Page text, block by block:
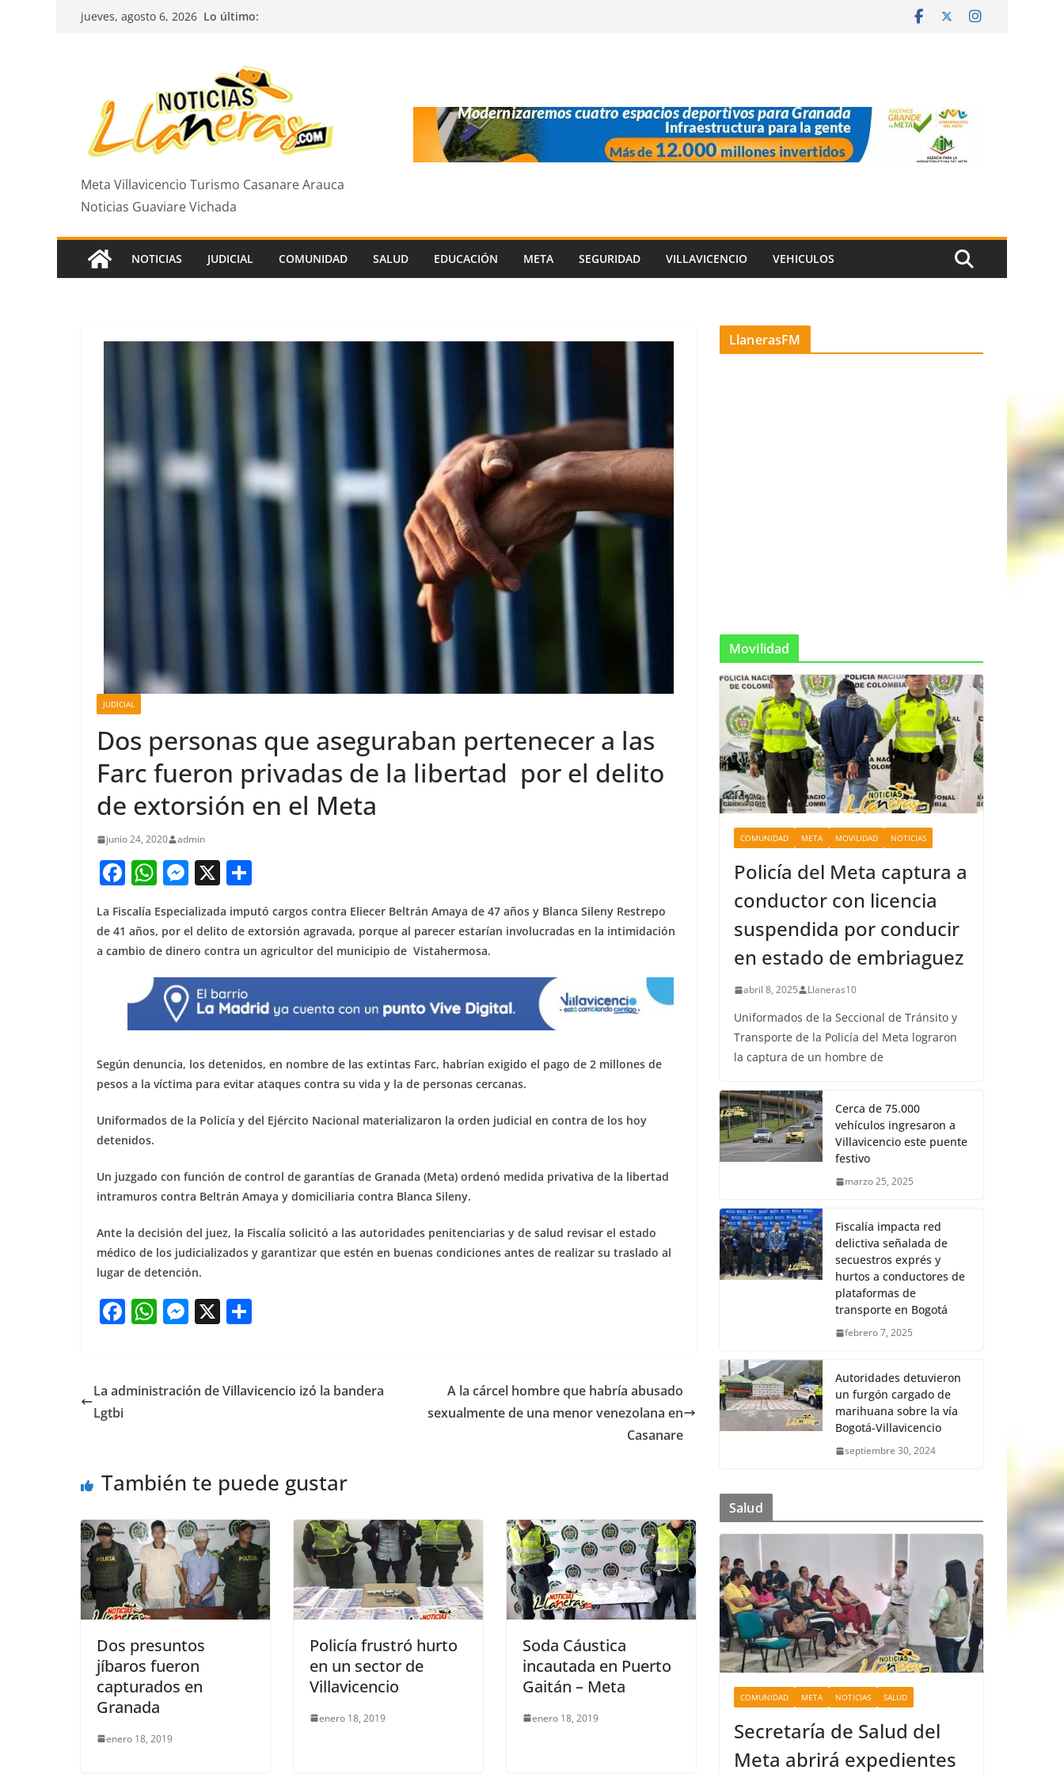
Saltarjueves, agosto 6, 2026 Lo último:
Meta Villavicencio Turismo Casanare Arauca
Noticias Guaviare Vichada
NOTICIAS JUDICIAL COMUNIDAD SALUD EDUCACIÓN META SEGURIDAD VILLAVICENCIO VEHICULOS
JUDICIAL
Dos personas que aseguraban pertenecer a las
Farc fueron privadas de la libertad por el delito
de extorsión en el Meta
junio 24, 2020 admin
F
c
e
o
o
W
at
s
A
p
p
M
e
ss
e
n
g
er
X
h
ar
e
La Fiscalía Especializada imputó cargos contra Eliecer Beltrán Amaya de 47 años y Blanca Sileny Restrepo
de 41 años, por el delito de extorsión agravada, porque al parecer estarían involucradas en la intimidación
a cambio de dinero contra un agricultor del municipio de Vistahermosa.
Según denuncia, los detenidos, en nombre de las extintas Farc, habrían exigido el pago de 2 millones de
pesos a la víctima para evitar ataques contra su vida y la de personas cercanas.
Uniformados de la Policía y del Ejército Nacional materializaron la orden judicial en contra de los hoy
detenidos.
Un juzgado con función de control de garantías de Granada (Meta) ordenó medida privativa de la libertad
intramuros contra Beltrán Amaya y domiciliaria contra Blanca Sileny.
Ante la decisión del juez, la Fiscalía solicitó a las autoridades penitenciarias y de salud revisar el estado
médico de los judicializados y garantizar que estén en buenas condiciones antes de realizar su traslado al
lugar de detención.
F
e
k
W
s
M
e
X
e
La administración de Villavicencio izó la bandera
Lgtbi
A la cárcel hombre que habría abusado
sexualmente de una menor venezolana en
Casanare
También te puede gustar
Dos presuntos
jíbaros fueron
capturados en
Granada
enero 18, 2019
Policía frustró hurto
en un sector de
Villavicencio
enero 18, 2019
Soda Cáustica
incautada en Puerto
Gaitán – Meta
enero 18, 2019
LlanerasFM
Movilidad
COMUNIDAD META MOVILIDAD NOTICIAS
Policía del Meta captura a
conductor con licencia
suspendida por conducir
en estado de embriaguez
abril 8, 2025 Llaneras10
Uniformados de la Seccional de Tránsito y
Transporte de la Policía del Meta lograron
la captura de un hombre de
Cerca de 75.000
vehículos ingresaron a
Villavicencio este puente
festivo
marzo 25, 2025
Fiscalía impacta red
delictiva señalada de
secuestros exprés y
hurtos a conductores de
plataformas de
transporte en Bogotá
febrero 7, 2025
Autoridades detuvieron
un furgón cargado de
marihuana sobre la vía
Bogotá-Villavicencio
septiembre 30, 2024
Salud
COMUNIDAD META NOTICIAS SALUD
Secretaría de Salud del
Meta abrirá expedientes